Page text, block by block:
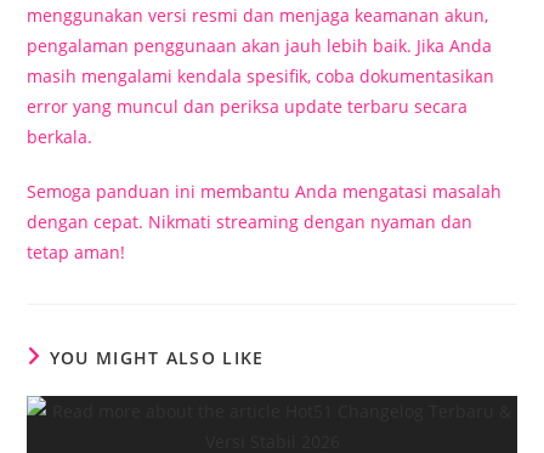
menggunakan versi resmi dan menjaga keamanan akun,
pengalaman penggunaan akan jauh lebih baik. Jika Anda
masih mengalami kendala spesifik, coba dokumentasikan
error yang muncul dan periksa update terbaru secara
berkala.
Semoga panduan ini membantu Anda mengatasi masalah
dengan cepat. Nikmati streaming dengan nyaman dan
tetap aman!
YOU MIGHT ALSO LIKE